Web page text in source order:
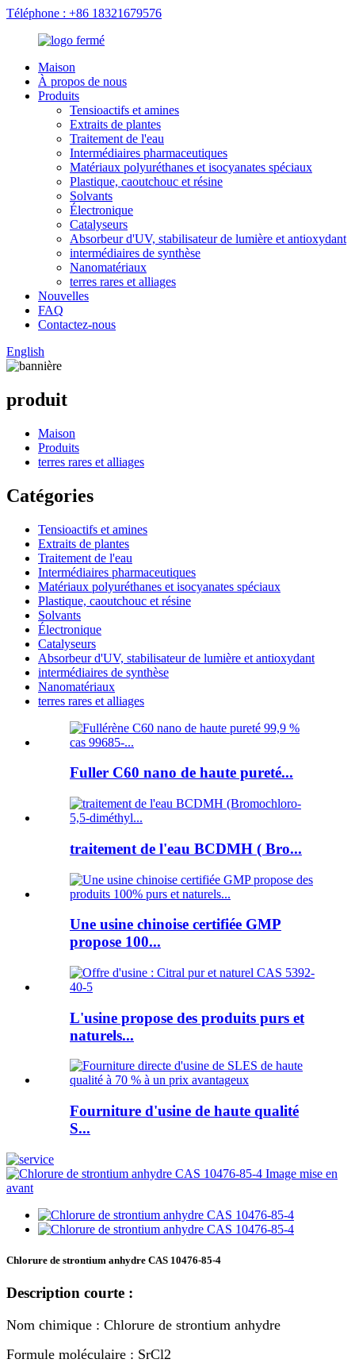
Téléphone : +86 18321679576
Maison
À propos de nous
Produits
Tensioactifs et amines
Extraits de plantes
Traitement de l'eau
Intermédiaires pharmaceutiques
Matériaux polyuréthanes et isocyanates spéciaux
Plastique, caoutchouc et résine
Solvants
Électronique
Catalyseurs
Absorbeur d'UV, stabilisateur de lumière et antioxydant
intermédiaires de synthèse
Nanomatériaux
terres rares et alliages
Nouvelles
FAQ
Contactez-nous
English
produit
Maison
Produits
terres rares et alliages
Catégories
Tensioactifs et amines
Extraits de plantes
Traitement de l'eau
Intermédiaires pharmaceutiques
Matériaux polyuréthanes et isocyanates spéciaux
Plastique, caoutchouc et résine
Solvants
Électronique
Catalyseurs
Absorbeur d'UV, stabilisateur de lumière et antioxydant
intermédiaires de synthèse
Nanomatériaux
terres rares et alliages
Fuller C60 nano de haute pureté...
traitement de l'eau BCDMH ( Bro...
Une usine chinoise certifiée GMP
propose 100...
L'usine propose des produits purs et
naturels...
Fourniture d'usine de haute qualité
S...
Chlorure de strontium anhydre CAS 10476-85-4
Description courte :
Nom chimique : Chlorure de strontium anhydre
Formule moléculaire : SrCl2